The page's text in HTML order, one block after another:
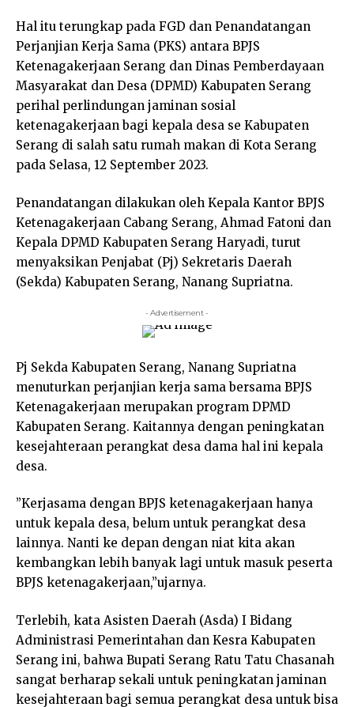
Hal itu terungkap pada FGD dan Penandatangan
Perjanjian Kerja Sama (PKS) antara BPJS
Ketenagakerjaan Serang dan Dinas Pemberdayaan
Masyarakat dan Desa (DPMD) Kabupaten Serang
perihal perlindungan jaminan sosial
ketenagakerjaan bagi kepala desa se Kabupaten
Serang di salah satu rumah makan di Kota Serang
pada Selasa, 12 September 2023.
Penandatangan dilakukan oleh Kepala Kantor BPJS
Ketenagakerjaan Cabang Serang, Ahmad Fatoni dan
Kepala DPMD Kabupaten Serang Haryadi, turut
menyaksikan Penjabat (Pj) Sekretaris Daerah
(Sekda) Kabupaten Serang, Nanang Supriatna.
- Advertisement -
Pj Sekda Kabupaten Serang, Nanang Supriatna
menuturkan perjanjian kerja sama bersama BPJS
Ketenagakerjaan merupakan program DPMD
Kabupaten Serang. Kaitannya dengan peningkatan
kesejahteraan perangkat desa dama hal ini kepala
desa.
”Kerjasama dengan BPJS ketenagakerjaan hanya
untuk kepala desa, belum untuk perangkat desa
lainnya. Nanti ke depan dengan niat kita akan
kembangkan lebih banyak lagi untuk masuk peserta
BPJS ketenagakerjaan,”ujarnya.
Terlebih, kata Asisten Daerah (Asda) I Bidang
Administrasi Pemerintahan dan Kesra Kabupaten
Serang ini, bahwa Bupati Serang Ratu Tatu Chasanah
sangat berharap sekali untuk peningkatan jaminan
kesejahteraan bagi semua perangkat desa untuk bisa